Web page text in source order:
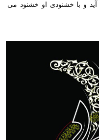
و با خشنودی او خشنود می